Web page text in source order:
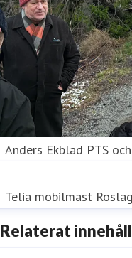
Anders Ekblad PTS
Telia mobilmast
Relaterat innehåll